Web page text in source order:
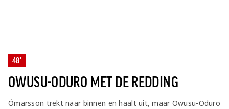
48'
OWUSU-ODURO MET DE REDDING
Ómarsson trekt naar binnen en haalt uit, maar Owusu-Oduro